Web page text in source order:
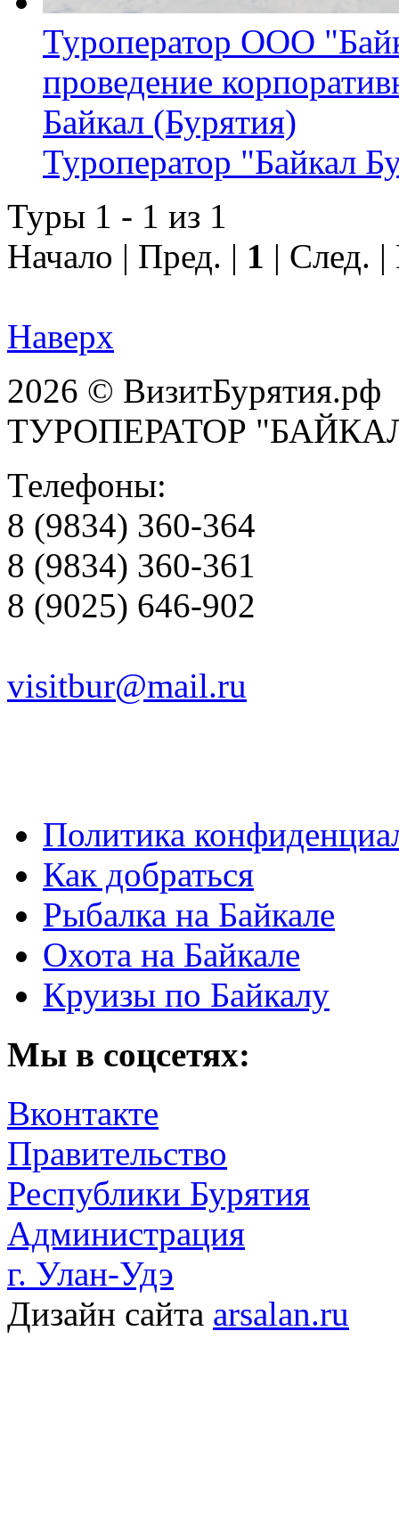
Туроператор ООО
проведение
Байкал (Бурятия)
Туроператор "Байкал
Туры 1 - 1 из 1
Начало | Пред. | 1 | След.
Наверх
2026 © ВизитБурятия.рф
ТУРОПЕРАТОР
Телефоны:
8 (9834) 360-364
8 (9834) 360-361
8 (9025) 646-902
visitbur@mail.ru
Политика
Как добраться
Рыбалка на Байкале
Охота на Байкале
Круизы по Байкалу
Мы в соцсетях:
Вконтакте
Правительство
Республики Бурятия
Администрация
г. Улан-Удэ
Дизайн сайта arsalan.ru